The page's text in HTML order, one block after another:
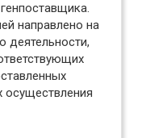
направлено на
деятельности,
осуществления